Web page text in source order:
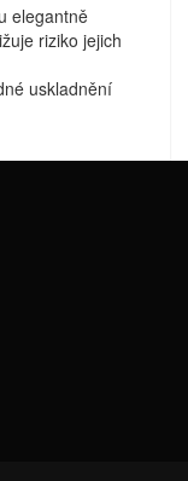
elegantně
riziko jejich
uskladnění